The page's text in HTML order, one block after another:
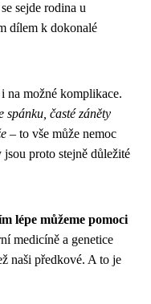
sejde rodina u
dílem k dokonalé
na možné komplikace.
spánku, časté záněty
– to vše může nemoc
proto stejně důležité
lépe můžeme pomoci
medicíně a genetice
naši předkové. A to je